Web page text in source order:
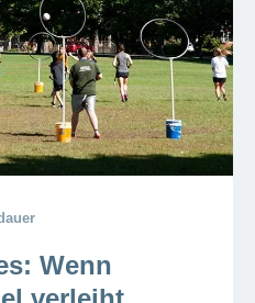
Wenn